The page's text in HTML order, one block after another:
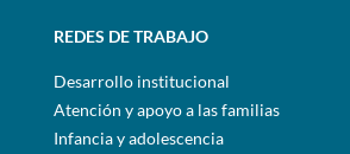
REDES DE TRABAJO
Desarrollo institucional
Atención y apoyo a las familias
Infancia y adolescencia